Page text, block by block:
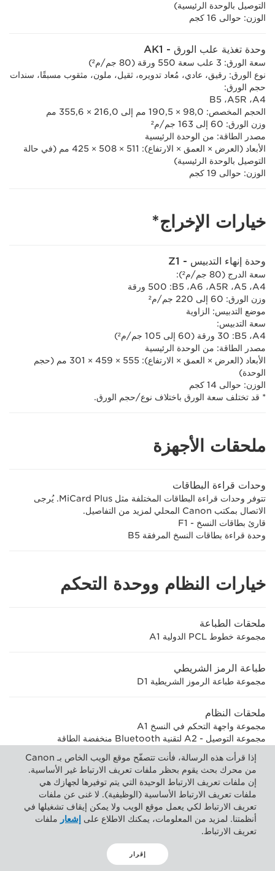
التوصيل بالوحدة الرئيسية)
الوزن: حوالى 16 كجم
وحدة تغذية علب الورق - AK1
سعة الورق: 3 علب سعة 550 ورقة (80 جم/م²)
نوع الورق: رقيق، عادي، مُعاد تدويره، ثقيل، ملون، مثقوب مسبقًا، سندات
حجم الورق:
A4،‏ A5R،‏ B5
الحجم المخصص: 98,0 × 190,5 مم إلى 216,0 × 355,6 مم
وزن الورق: 60 إلى 163 جم/م²
مصدر الطاقة: من الوحدة الرئيسية
الأبعاد (العرض × العمق × الارتفاع): 511 × 508 × 425 مم (في حالة
التوصيل بالوحدة الرئيسية)
الوزن: حوالى 19 كجم
خيارات الإخراج*
وحدة إنهاء التدبيس - Z1
سعة الدرج (80 جم/م²):
A4،‏ A5‏، A5R‏، A6‏، B5‏: 500 ورقة
وزن الورق: 60 إلى 220 جم/م²
موضع التدبيس: الزاوية
سعة التدبيس:
A4،‏ B5:‏ 30 ورقة (60 إلى 105 جم/م²)
مصدر الطاقة: من الوحدة الرئيسية
الأبعاد (العرض × العمق × الارتفاع): 555 ×‏ 459 ×‏ 301 مم (حجم
الوحدة)
الوزن: حوالى 14 كجم
* قد تختلف سعة الورق باختلاف نوع/حجم الورق.
ملحقات الأجهزة
وحدات قراءة البطاقات
تتوفر وحدات قراءة البطاقات المختلفة مثل MiCard Plus. يُرجى
الاتصال بمكتب Canon المحلي لمزيد من التفاصيل.
قارئ بطاقات النسخ - F1
وحدة قراءة بطاقات النسخ المرفقة B5
خيارات النظام ووحدة التحكم
ملحقات الطباعة
مجموعة خطوط PCL الدولية A1
طباعة الرمز الشريطي
مجموعة طباعة الرموز الشريطية D1
ملحقات النظام
مجموعة واجهة التحكم في النسخ A1
مجموعة التوصيل - A2 لتقنية Bluetooth منخفضة الطاقة
مجموعة NFC - ‏E1
مجموعة الواجهة التسلسلية - K3
ملحقات الفاكس
لوحة فاكس G3 الفائقة - AT1
لوحة فاكس الخط الثاني G3 الفائقة - AT1
مجموعة الفاكس عن بُعد A1
إذا قرأت هذه الرسالة، فأنت تتصفّح موقع الويب الخاص بـ Canon
من محرك بحث يقوم بحظر ملفات تعريف الارتباط غير الأساسية.
إن ملفات تعريف الارتباط الوحيدة التي يتم توفيرها لجهازك هي
ملفات تعريف الارتباط الأساسية (الوظيفية). لا غنى عن ملفات
تعريف الارتباط لكي يعمل موقع الويب ولا يمكن إيقاف تشغيلها في
أنظمتنا. لمزيد من المعلومات، يمكنك الاطلاع على إشعار ملفات
تعريف الارتباط.
إقرار